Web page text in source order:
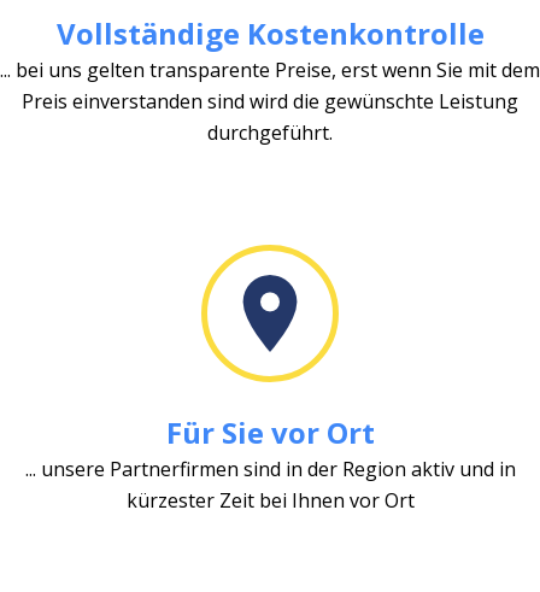
Vollständige Kostenkontrolle
... bei uns gelten transparente Preise, erst wenn Sie mit dem
Preis einverstanden sind wird die gewünschte Leistung
durchgeführt.
Für Sie vor Ort
... unsere Partnerfirmen sind in der Region aktiv und in
kürzester Zeit bei Ihnen vor Ort